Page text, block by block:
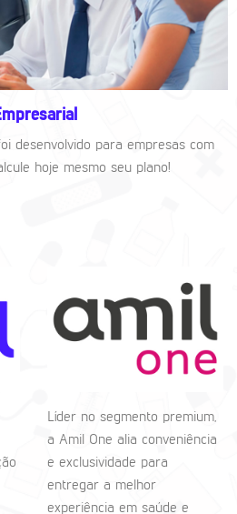
desenvolvido para empresas com
hoje mesmo seu plano!
Líder no segmento premium,
a Amil One alia conveniência
e exclusividade para
entregar a melhor
experiência em saúde e